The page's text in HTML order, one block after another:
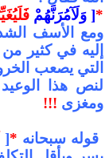
*[ وَلَآمُرَنَّهُمْ
ومع الأسف
إليه في كثير من
التي يصعب
لنص هذا
ومغزى !!!
قوله سبحانه *
[